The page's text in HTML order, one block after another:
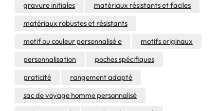
gravure initiales
matériaux résistants et faciles
matériaux robustes et résistants
motif ou couleur personnalisé e
motifs originaux
personnalisation
poches spécifiques
praticité
rangement adapté
sac de voyage homme personnalisé